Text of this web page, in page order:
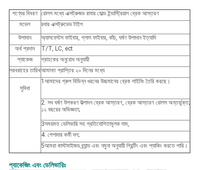
পণ্যের বিবরণ রোলস মধ্যে এক্সট্রুজড রাবার মোল্ড ইন্ডাস্ট্রিয়াল ব্রেক আস্তরণ
মডেল
রবার এক্সট্রুডেড টাইপ
উপাদান
অ্যাসবেস্টস ফাইবার, গ্লাস ফাইবার, কাঁচ, ঘর্ষণ উপাদান ইত্যাদি
অর্থ প্রদান
T/T, LC, ect
প্যাকেজ
গ্রাহকের অনুরোধ অনুযায়ী
সরবরাহের তারিখআমানত প্রাপ্তির ২০ দিনের মধ্যে
সুবিধা
1আমাদের গ্রুপ বিভিন্ন ধরনের উচ্চমানের ব্রেক লাইনিং তৈরি করছে।
2. সব ঘর্ষণ উপকরণ উত্পাদন ব্রেক আস্তরণ, ব্রেক আস্তরণ রোলস অন্তর্ভুক্ত;
১২ বছরের অভিজ্ঞতা;
3সময়মত ডেলিভারি সহ প্রতিযোগিতামূলক দাম,
4. পেশাদার কর্মী দল;
5আমরা কাস্টমাইজড ব্র্যান্ড এবং নমুনা অনুযায়ী প্রিন্টিং এবং প্যাকিং করতে পারি।
প্যাকেজিং এবং ডেলিভারিঃ